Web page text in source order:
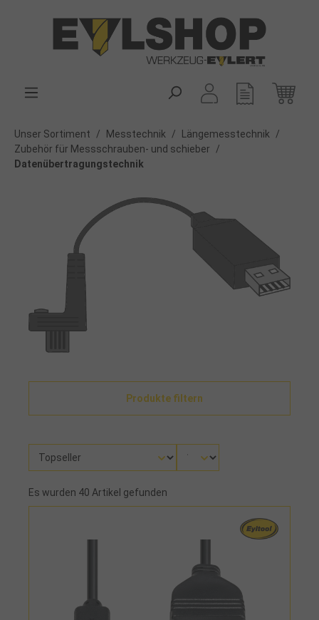
Unser Sortiment / Messtechnik / Längemesstechnik
/
Zubehör für Messschrauben- und schieber
/
Datenübertragungstechnik
Produkte filtern
Es wurden 40 Artikel gefunden